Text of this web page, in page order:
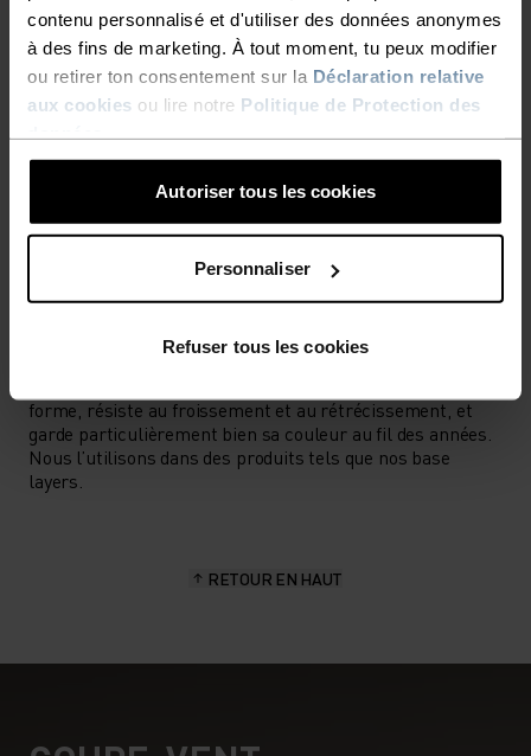
contenu personnalisé et d'utiliser des données anonymes
à des fins de marketing. À tout moment, tu peux modifier
ou retirer ton consentement sur la Déclaration relative
aux cookies ou lire notre Politique de Protection des
Autoriser tous les cookies
Personnaliser
Refuser tous les cookies
NIVEAU D'ACTIVITÉ
BAS MODÉRÉ ÉLEVÉ
ACTIVITÉS À HAUTE INTENSITÉ
Running
Le polyester est une fibre synthétique résistante qui
forme, résiste au froissement et au rétrécissement, et
garde particulièrement bien sa couleur au fil des années.
Nous l’utilisons dans des produits tels que nos base
layers.
RETOUR EN HAUT